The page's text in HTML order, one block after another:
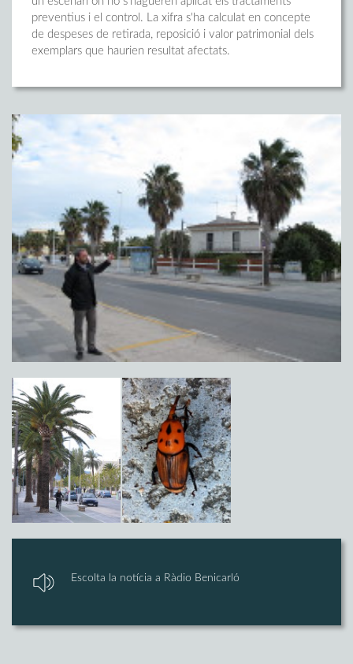
preventius i el control. La xifra s'ha calculat en concepte
de despeses de retirada, reposició i valor patrimonial dels
exemplars que haurien resultat afectats.
Escolta la notícia a Ràdio Benicarló